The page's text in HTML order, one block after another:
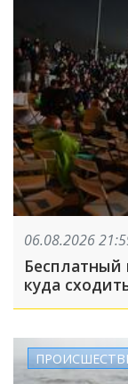
06.08.2026
Бесплатный
куда